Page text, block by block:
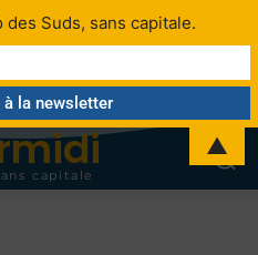
capitale
des Suds, sans capitale.
▲